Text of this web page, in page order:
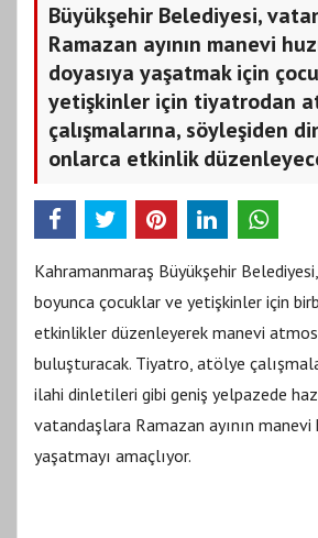
Büyükşehir Belediyesi,
Ramazan ayının manevi
doyasıya yaşatmak için
yetişkinler için tiyatrodan
çalışmalarına, söyleşiden
onlarca etkinlik
Kahramanmaraş Büyükşehir
boyunca çocuklar ve yetişkinler için
etkinlikler düzenleyerek manevi
buluşturacak. Tiyatro, atölye
ilahi dinletileri gibi geniş yelpazede
vatandaşlara Ramazan ayının manevi
yaşatmayı amaçlıyor.